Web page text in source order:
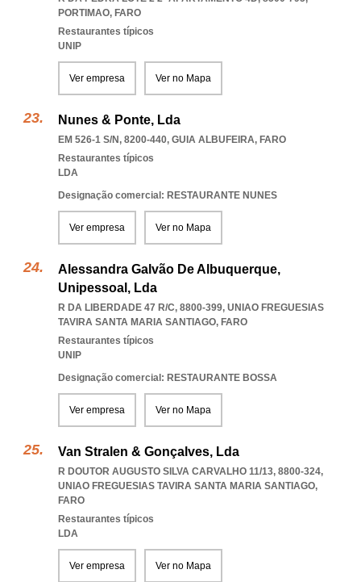
PORTIMAO, FARO
Restaurantes típicos
UNIP
Ver empresa Ver no Mapa
Nunes & Ponte, Lda
EM 526-1 S/N, 8200-440, GUIA ALBUFEIRA, FARO
Restaurantes típicos
LDA
Designação comercial: RESTAURANTE NUNES
Ver empresa Ver no Mapa
Alessandra Galvão De Albuquerque,
Unipessoal, Lda
R DA LIBERDADE 47 R/C, 8800-399, UNIAO FREGUESIAS
TAVIRA SANTA MARIA SANTIAGO, FARO
Restaurantes típicos
UNIP
Designação comercial: RESTAURANTE BOSSA
Ver empresa Ver no Mapa
Van Stralen & Gonçalves, Lda
R DOUTOR AUGUSTO SILVA CARVALHO 11/13, 8800-324,
UNIAO FREGUESIAS TAVIRA SANTA MARIA SANTIAGO,
FARO
Restaurantes típicos
LDA
Ver empresa Ver no Mapa